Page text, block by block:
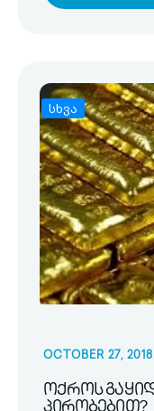
სხვა
OCTOBER 27, 2018
ოქროს